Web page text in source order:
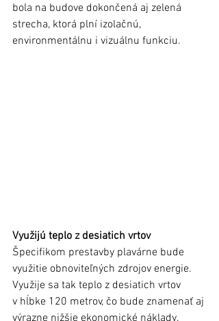
bola na budove dokončená aj zelená
strecha, ktorá plní izolačnú,
environmentálnu i vizuálnu funkciu.
Využijú teplo z desiatich vrtov
Špecifikom prestavby plavárne bude
využitie obnoviteľných zdrojov energie.
Využije sa tak teplo z desiatich vrtov
v hĺbke 120 metrov, čo bude znamenať aj
výrazne nižšie ekonomické náklady.